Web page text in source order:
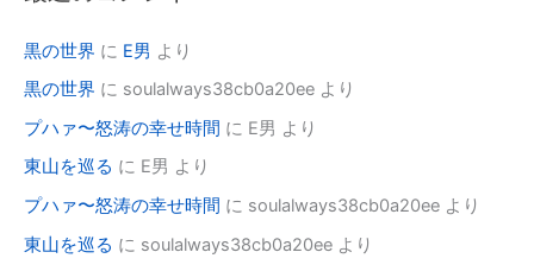
黒の世界 に E男 より
黒の世界 に soulalways38cb0a20ee より
プハァ〜怒涛の幸せ時間 に E男 より
東山を巡る に E男 より
プハァ〜怒涛の幸せ時間 に soulalways38cb0a20ee より
東山を巡る に soulalways38cb0a20ee より